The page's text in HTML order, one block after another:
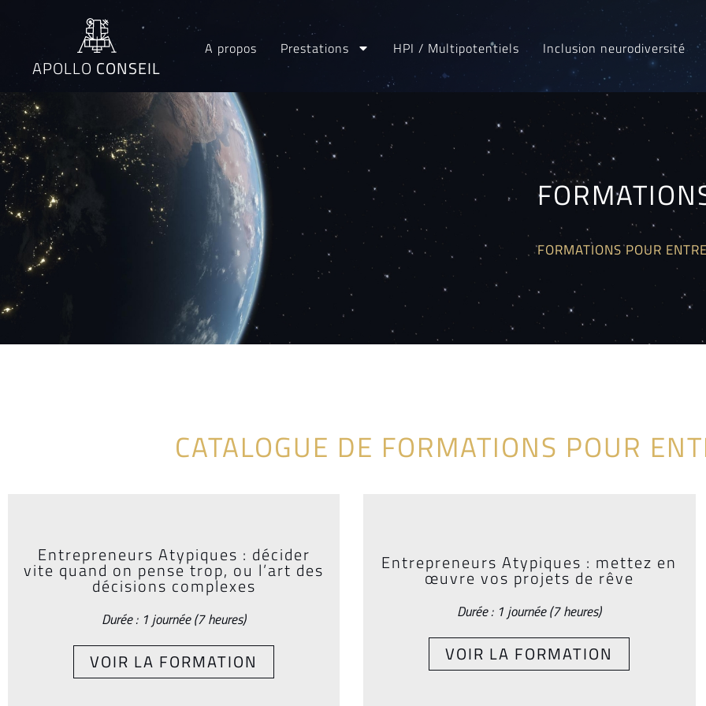
APOLLO CONSEIL
A propos Prestations HPI / Multipotentiels Inclusion neurodiversité
FORMATIONS POUR
CATALOGUE DE FORMATIONS POUR
Entrepreneurs Atypiques : décider
vite quand on pense trop, ou l’art des
décisions complexes
Durée : 1 journée (7 heures)
VOIR LA FORMATION
Entrepreneurs Atypiques : mettez en
œuvre vos projets de rêve
Durée : 1 journée (7 heures)
VOIR LA FORMATION